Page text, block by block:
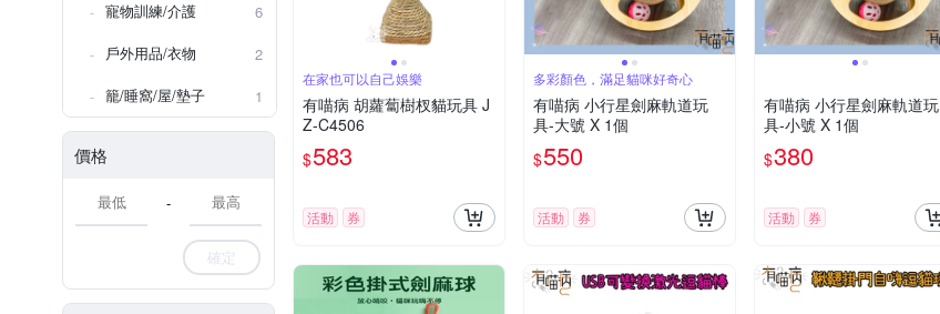
寵物訓練/介護
6
戶外用品/衣物
2
籠/睡窩/屋/墊子
1
價格
-
確定
在家也可以自己娛樂
有喵病 胡蘿蔔樹杈貓玩具 J
Z-C4506
$583
活動 券
多彩顏色，滿足貓咪好奇心
有喵病 小行星劍麻軌道玩
具-大號 X 1個
$550
活動 券
有喵病 小行星劍麻軌道玩
具-小號 X 1個
$380
活動 券